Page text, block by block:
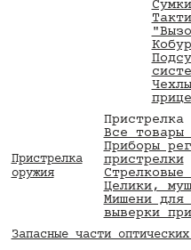
Пристрелка
оружия
Пристрелка
Все товары
Приборы
пристрелки
Целики,
Мишени для
выверки
Запасные части